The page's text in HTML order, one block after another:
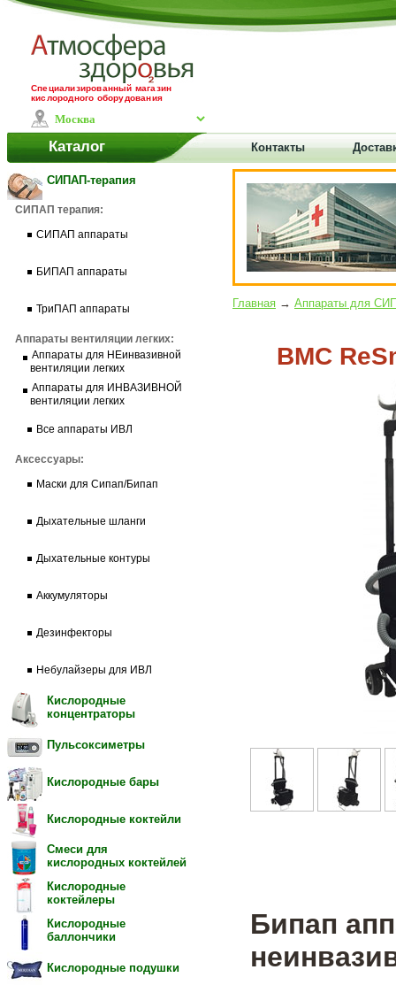
Специализированный магазин
кислородного оборудования
Каталог Контакты
СИПАП-терапия
СИПАП терапия:
СИПАП аппараты
БИПАП аппараты
ТриПАП аппараты
Аппараты вентиляции легких:
Аппараты для НЕинвазивной
вентиляции легких
Аппараты для ИНВАЗИВНОЙ
вентиляции легких
Все аппараты ИВЛ
Аксессуары:
Маски для Сипап/Бипап
Дыхательные шланги
Дыхательные контуры
Аккумуляторы
Дезинфекторы
Небулайзеры для ИВЛ
Кислородные
концентраторы
Пульсоксиметры
Кислородные бары
Кислородные коктейли
Смеси для
кислородных коктейлей
Кислородные
коктейлеры
Кислородные
баллончики
Кислородные подушки
Главная → Аппараты для
BMC
Бипап